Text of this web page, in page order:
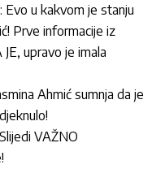
Evo u kakvom je stanju
Prve informacije iz
upravo je imala
Ahmić sumnja da je
VAŽNO